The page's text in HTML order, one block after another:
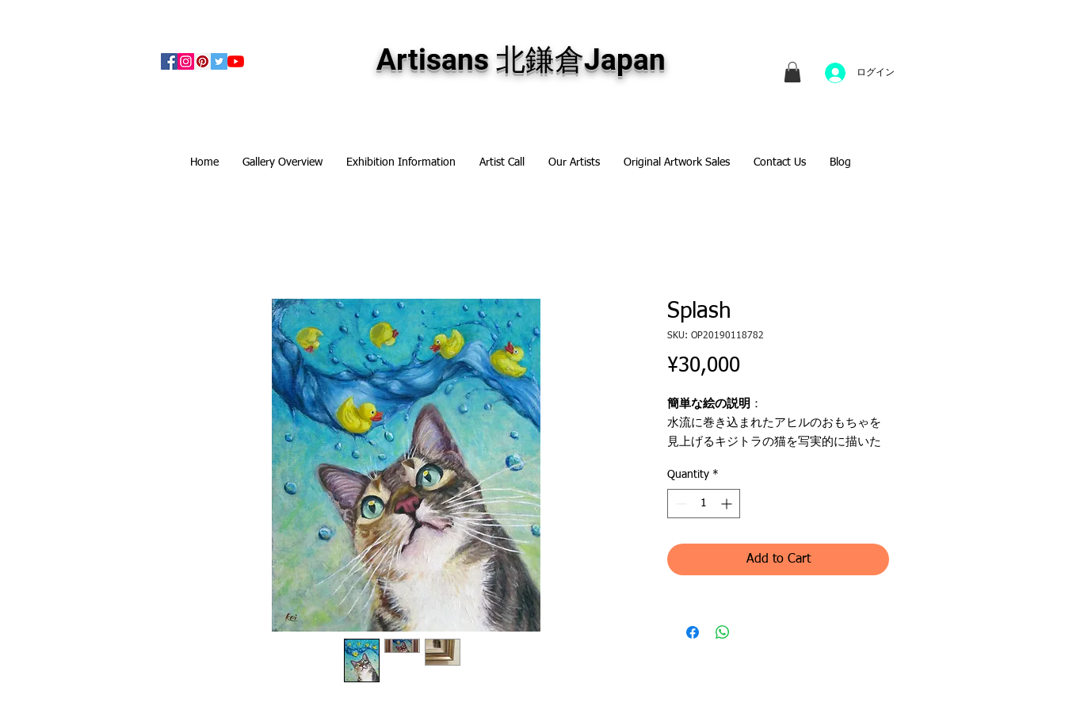
Artisans 北鎌倉Japan ログイン
Home Gallery Overview Exhibition Information Artist Call Our Artists Original Artwork Sales Contact Us Blog
Splash
SKU: OP20190118782
¥30,000Price
簡単な絵の説明 ：
水流に巻き込まれたアヒルのおもちゃを
見上げるキジトラの猫を写実的に描いた
●ジャンル：油彩画（原画）
●作家名：糸井桂子
●落款・印：有
●額状態：良好
Quantity *
Add to Cart